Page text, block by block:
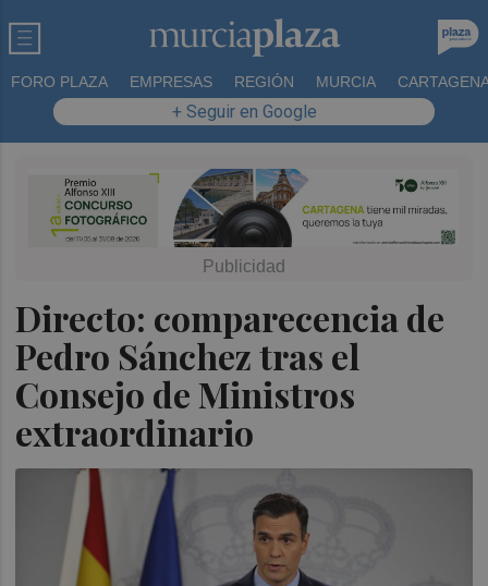
FORO PLAZA EMPRESAS REGIÓN MURCIA
+ Seguir en Google
Directo: comparecencia de
Pedro Sánchez tras el
Consejo de Ministros
extraordinario